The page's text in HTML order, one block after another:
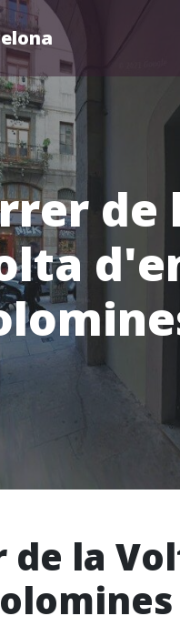
de
de la